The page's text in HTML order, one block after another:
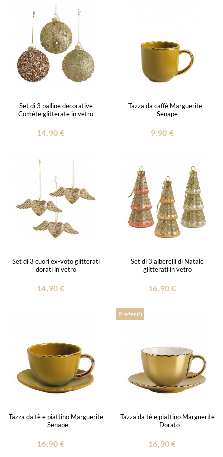
Set di 3 palline decorative
Comète glitterate in vetro
14,90 €
Tazza da caffè Marguerite -
Senape
9,90 €
Set di 3 cuori ex-voto glitterati
dorati in vetro
14,90 €
Set di 3 alberelli di Natale
glitterati in vetro
16,90 €
Tazza da tè e piattino Marguerite
- Senape
16,90 €
Preferiti
Tazza da tè e piattino Marguerite
- Dorato
16,90 €